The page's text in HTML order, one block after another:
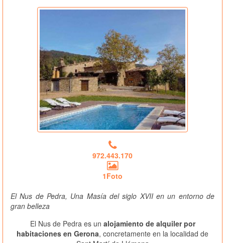
972.443.170
1Foto
El Nus de Pedra, Una Masía del siglo XVII en un entorno de
gran belleza
El Nus de Pedra es un alojamiento de alquiler por
habitaciones en Gerona, concretamente en la localidad de